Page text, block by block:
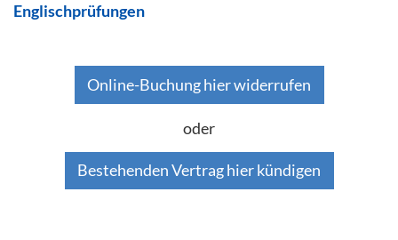
Englischprüfungen
Online-Buchung hier widerrufen
oder
Bestehenden Vertrag hier kündigen